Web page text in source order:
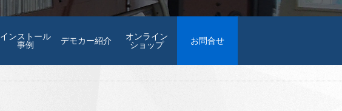
インストール
事例
デモカー紹介
オンライン
ショップ
お問合せ